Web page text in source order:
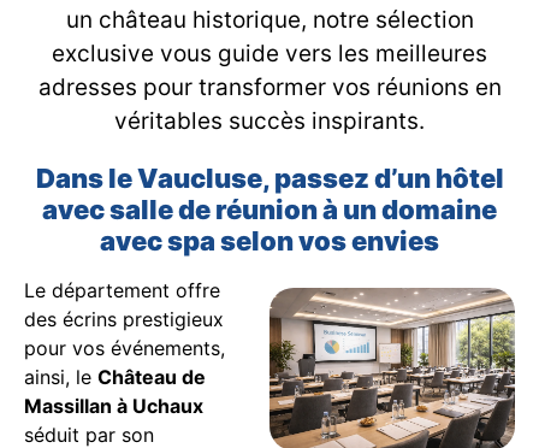
un château historique, notre sélection
exclusive vous guide vers les meilleures
adresses pour transformer vos réunions en
véritables succès inspirants.
Dans le Vaucluse, passez d’un hôtel
avec salle de réunion à un domaine
avec spa selon vos envies
Le département offre
des écrins prestigieux
pour vos événements,
ainsi, le Château de
Massillan à Uchaux
séduit par son